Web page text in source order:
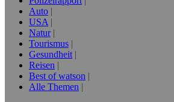
Auto
USA
Natur
Tourismus
Gesundheit
Reisen
Best of watson
Alle Themen